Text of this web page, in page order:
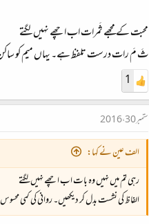
محبت کے مجھے ثَمرات اب اچھے نہیں لگتے
ثَ مَ رات درست تلفظ ہے۔ یہاں میم کو ساکن
1
ستمبر 30، 2016
الف عین نے کہا:
رہی تم میں نہیں وہ بات اب اچھے نہیں لگتے
الفاظ کی نشست بدل کر دیکھیں۔ روانی کی کمی